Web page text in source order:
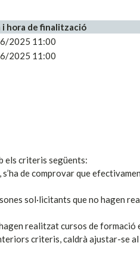
i hora de finalització
2025 11:00
2025 11:00
els criteris següents:
de comprovar que
sol·licitants que no hagen
realitzat cursos de formació
criteris, caldrà ajustar-se